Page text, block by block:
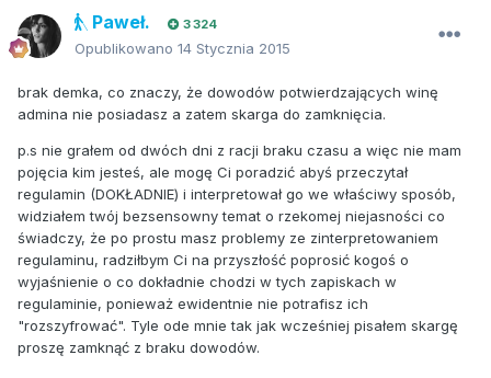
Paweł. 3 324
Opublikowano 14 Stycznia 2015
brak demka, co znaczy, że dowodów potwierdzających winę
admina nie posiadasz a zatem skarga do zamknięcia.
p.s nie grałem od dwóch dni z racji braku czasu a więc nie mam
pojęcia kim jesteś, ale mogę Ci poradzić abyś przeczytał
regulamin (DOKŁADNIE) i interpretował go we właściwy sposób,
widziałem twój bezsensowny temat o rzekomej niejasności co
świadczy, że po prostu masz problemy ze zinterpretowaniem
regulaminu, radziłbym Ci na przyszłość poprosić kogoś o
wyjaśnienie o co dokładnie chodzi w tych zapiskach w
regulaminie, ponieważ ewidentnie nie potrafisz ich
"rozszyfrować". Tyle ode mnie tak jak wcześniej pisałem skargę
proszę zamknąć z braku dowodów.